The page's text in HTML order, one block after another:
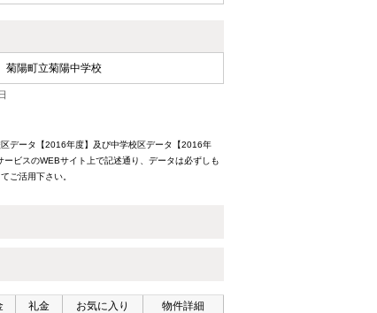
菊陽町立菊陽中学校
データ【2016年度】及び中学校区データ【2016年
ビスのWEBサイト上で記述通り、データは必ずしも
ご活用下さい。
礼金 お気に入り 物件詳細